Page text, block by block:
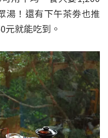
湯！還有下午茶劵也推
元就能吃到。